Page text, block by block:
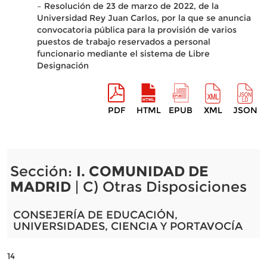
– Resolución de 23 de marzo de 2022, de la
Universidad Rey Juan Carlos, por la que se anuncia
convocatoria pública para la provisión de varios
puestos de trabajo reservados a personal
funcionario mediante el sistema de Libre
Designación
PDF HTML EPUB XML JSON
Sección: I. COMUNIDAD DE
MADRID| C) Otras Disposiciones
CONSEJERÍA DE EDUCACIÓN,
UNIVERSIDADES, CIENCIA Y PORTAVOCÍA
14